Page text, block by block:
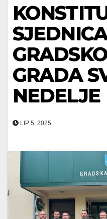
SJEDNICA
GRADA
NEDELJE
LIP 5, 2025